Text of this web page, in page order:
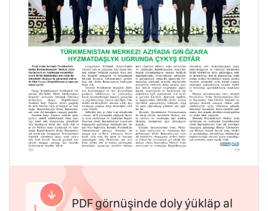
PDF görnüşinde doly ýükläp al